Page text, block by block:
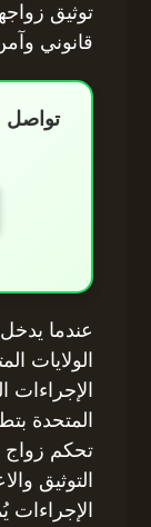
قانوني
تواصل
عندما
الولايات
الإجراءات
المتحدة
تحكم زواج
التوثيق